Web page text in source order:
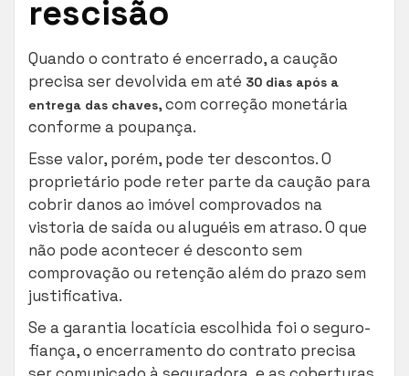
rescisão
Quando o contrato é encerrado, a caução
precisa ser devolvida em até 30 dias após a
entrega das chaves, com correção monetária
conforme a poupança.
Esse valor, porém, pode ter descontos. O
proprietário pode reter parte da caução para
cobrir danos ao imóvel comprovados na
vistoria de saída ou aluguéis em atraso. O que
não pode acontecer é desconto sem
comprovação ou retenção além do prazo sem
justificativa.
Se a garantia locatícia escolhida foi o seguro-
fiança, o encerramento do contrato precisa